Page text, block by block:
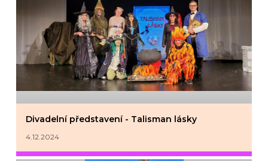
Divadelní představení - Talisman lásky
4.12.2024